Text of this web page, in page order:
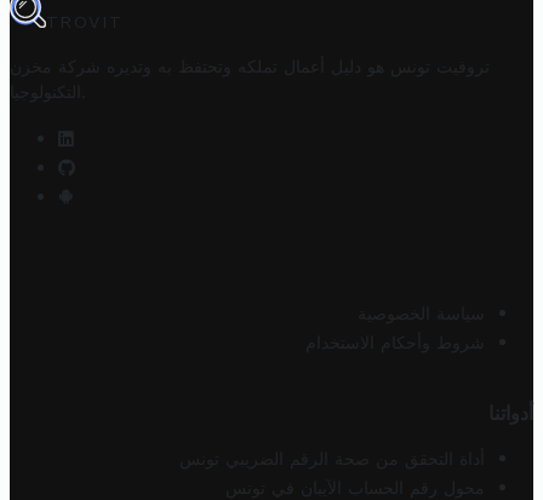
TROVIT
تروفيت تونس هو دليل أعمال تملكه وتحتفظ به وتديره
شركة مخزن
التكنولوجيا
سياسة الخصوصية
شروط وأحكام الاستخدام
أدواتنا
أداة التحقق من صحة الرقم الضريبي تونس
محول رقم الحساب الآيبان في تونس